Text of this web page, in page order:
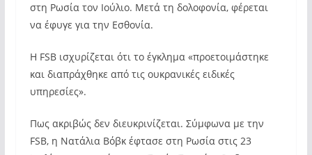
στη Ρωσία τον Ιούλιο. Μετά τη δολοφονία, φέρεται
να έφυγε για την Εσθονία.
Η FSB ισχυρίζεται ότι το έγκλημα «προετοιμάστηκε
και διαπράχθηκε από τις ουκρανικές ειδικές
υπηρεσίες».
Πως ακριβώς δεν διευκρινίζεται. Σύμφωνα με την
FSB, η Νατάλια Βόβκ έφτασε στη Ρωσία στις 23